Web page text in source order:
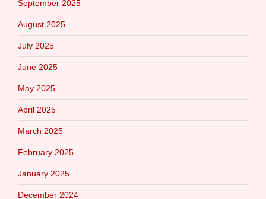
September 2025
August 2025
July 2025
June 2025
May 2025
April 2025
March 2025
February 2025
January 2025
December 2024